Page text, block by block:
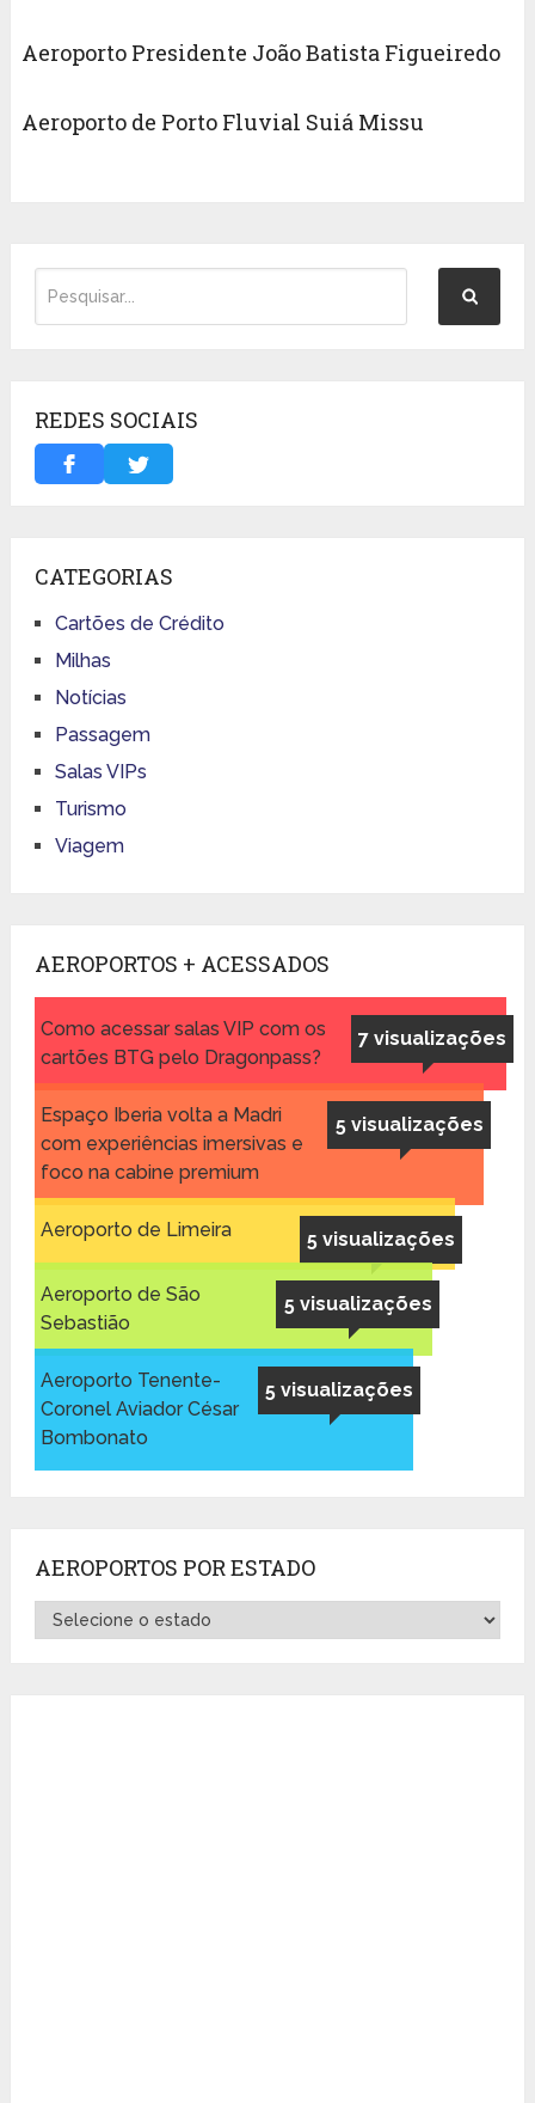
Aeroporto Presidente João Batista Figueiredo
Aeroporto de Porto Fluvial Suiá Missu
REDES SOCIAIS
CATEGORIAS
Cartões de Crédito
Milhas
Notícias
Passagem
Salas VIPs
Turismo
Viagem
AEROPORTOS + ACESSADOS
7 visualizações
Como acessar salas VIP com os
cartões BTG pelo Dragonpass?
5 visualizações
Espaço Iberia volta a Madri
com experiências imersivas e
foco na cabine premium
5 visualizações
Aeroporto de Limeira
5 visualizações
Aeroporto de São
Sebastião
5 visualizações
Aeroporto Tenente-
Coronel Aviador César
Bombonato
AEROPORTOS POR ESTADO
Aeroportos
por